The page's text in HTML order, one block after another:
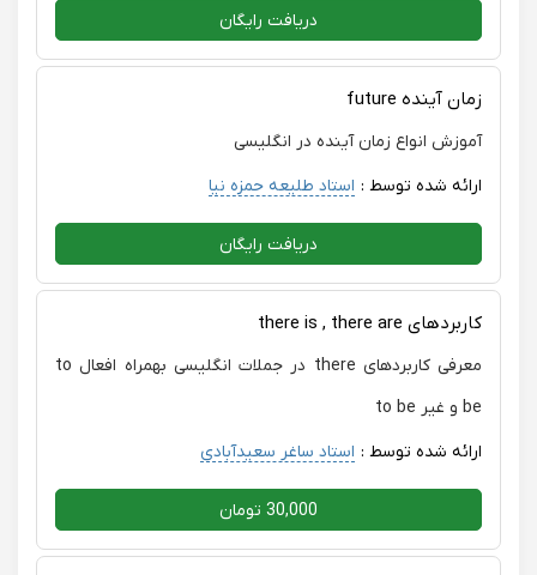
دریافت رایگان
زمان آینده future
آموزش انواع زمان آینده در انگلیسی
ارائه شده توسط : استاد طلیعه حمزه نیا
دریافت رایگان
کاربردهای there is , there are
معرفی کاربردهای there در جملات انگلیسی بهمراه افعال to
be و غیر to be
ارائه شده توسط : استاد ساغر سعیدآبادی
30,000 تومان